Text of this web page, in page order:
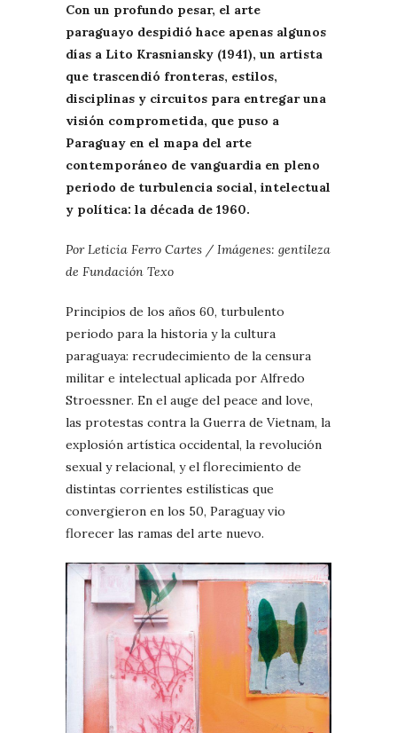
Con un profundo pesar, el arte
paraguayo despidió hace apenas algunos
días a Lito Krasniansky (1941), un artista
que trascendió fronteras, estilos,
disciplinas y circuitos para entregar una
visión comprometida, que puso a
Paraguay en el mapa del arte
contemporáneo de vanguardia en pleno
periodo de turbulencia social, intelectual
y política: la década de 1960.
Por Leticia Ferro Cartes / Imágenes: gentileza
de Fundación Texo
Principios de los años 60, turbulento
periodo para la historia y la cultura
paraguaya: recrudecimiento de la censura
militar e intelectual aplicada por Alfredo
Stroessner. En el auge del peace and love,
las protestas contra la Guerra de Vietnam, la
explosión artística occidental, la revolución
sexual y relacional, y el florecimiento de
distintas corrientes estilísticas que
convergieron en los 50, Paraguay vio
florecer las ramas del arte nuevo.